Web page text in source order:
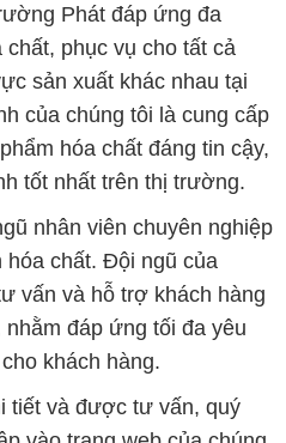
Phát đáp ứng đa
phục vụ cho tất cả
sản xuất khác nhau tại
của chúng tôi là cung cấp
hóa chất đáng tin cậy,
tốt nhất trên thị trường.
nhân viên chuyên nghiệp
hóa chất. Đội ngũ của
vấn và hỗ trợ khách hàng
đáp ứng tối đa yêu
khách hàng.
tiết và được tư vấn, quý